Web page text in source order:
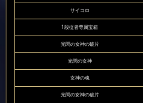
サイコロ
1段従者専属宝箱
光閃の女神の破片
光閃の女神
女神の魂
光閃の女神の破片